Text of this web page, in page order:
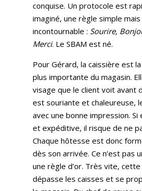
conquise. Un protocole est
imaginé, une règle simple mais
incontournable : Sourire,
Merci. Le SBAM est né.
Pour Gérard, la caissière est
plus importante du magasin.
visage que le client voit avant
est souriante et chaleureuse,
avec une bonne impression.
et expéditive, il risque de ne
Chaque hôtesse est donc
dès son arrivée. Ce n’est pas
une règle d’or. Très vite,
dépasse les caisses et se